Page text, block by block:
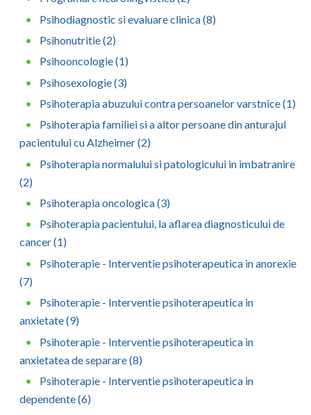
Psihodiagnostic si evaluare clinica (8)
Psihonutritie (2)
Psihooncologie (1)
Psihosexologie (3)
Psihoterapia abuzului contra persoanelor varstnice (1)
Psihoterapia familiei si a altor persoane din anturajul
pacientului cu Alzheimer (2)
Psihoterapia normalului si patologicului in imbatranire
(2)
Psihoterapia oncologica (3)
Psihoterapia pacientului, la aflarea diagnosticului de
cancer (1)
Psihoterapie - Interventie psihoterapeutica in anorexie
(7)
Psihoterapie - Interventie psihoterapeutica in
anxietate (9)
Psihoterapie - Interventie psihoterapeutica in
anxietatea de separare (8)
Psihoterapie - Interventie psihoterapeutica in
dependente (6)